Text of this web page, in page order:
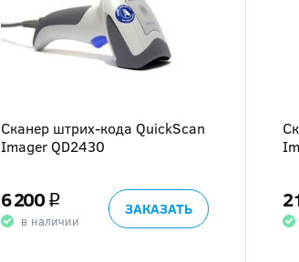
Сканер штрих-кода QuickScan
Imager QD2430
6 200 q
в наличии
ЗАКАЗАТЬ